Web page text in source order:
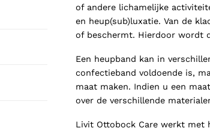
of andere lichamelijke
en heup(sub)luxatie. Van de
of beschermt. Hierdoor wordt
Een heupband kan in
confectieband voldoende is,
maat maken. Indien u een
over de verschillende
Livit Ottobock Care werkt met